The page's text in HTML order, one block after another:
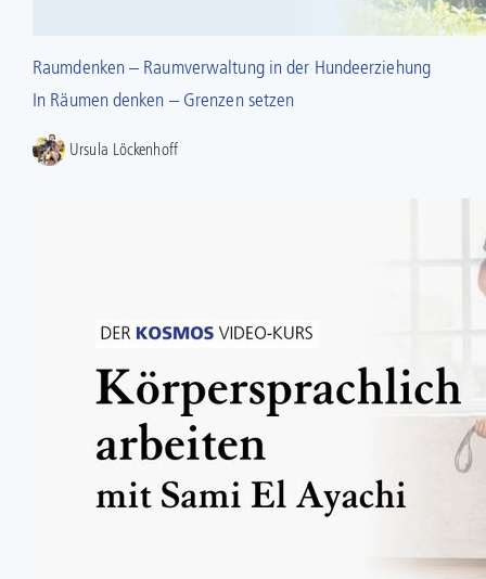
Raumdenken – Raumverwaltung in der Hundeerziehung
In Räumen denken – Grenzen setzen
Ursula Löckenhoff